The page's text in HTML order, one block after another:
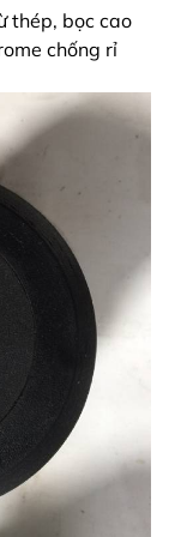
thép, bọc cao
chống rỉ